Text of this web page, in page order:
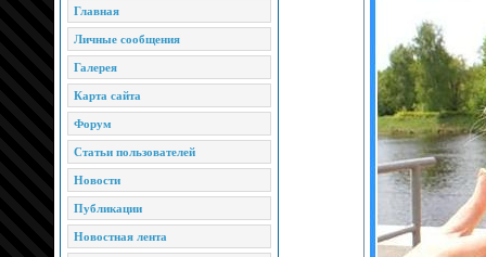
Главная
Личные сообщения
Галерея
Карта сайта
Форум
Статьи пользователей
Новости
Публикации
Новостная лента